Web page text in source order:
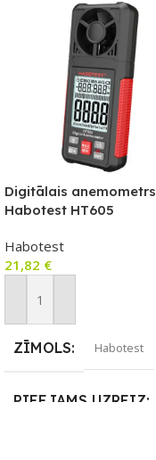
Digitālais anemometrs
Habotest HT605
Habotest
21,82 €
Pievienot Grozam
ZĪMOLS Habotest
PIEEJAMS UZREIZ